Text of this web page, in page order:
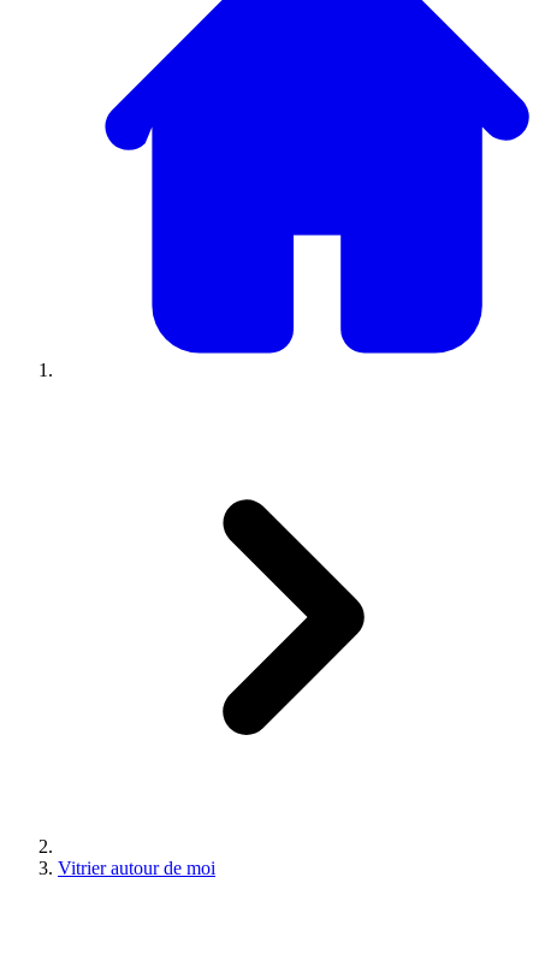
Vitrier autour de moi